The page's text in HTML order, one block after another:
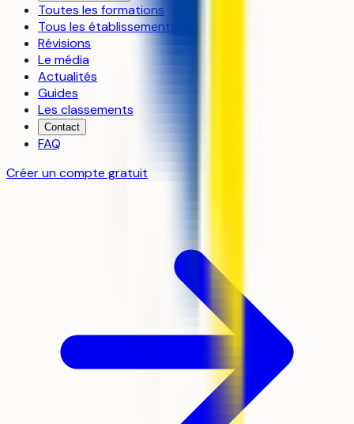
Toutes les formations
Tous les établissements
Révisions
Le média
Actualités
Guides
Les classements
Contact
FAQ
Créer un compte gratuit